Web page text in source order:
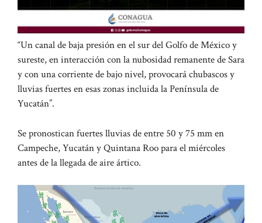
“Un canal de baja presión en el sur del Golfo de México y
sureste, en interacción con la nubosidad remanente de Sara
y con una corriente de bajo nivel, provocará chubascos y
lluvias fuertes en esas zonas incluida la Península de
Yucatán”.
Se pronostican fuertes lluvias de entre 50 y 75 mm en
Campeche, Yucatán y Quintana Roo para el miércoles
antes de la llegada de aire ártico.